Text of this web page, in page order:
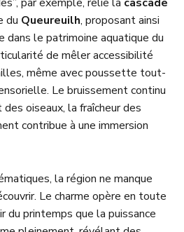
par exemple, relie la cascade
du Queureuilh, proposant ainsi
dans le patrimoine aquatique du
de mêler accessibilité
même avec poussette tout-
Le bruissement continu
des oiseaux, la fraîcheur des
contribue à une immersion
la région ne manque
Le charme opère en toute
du printemps que la puissance